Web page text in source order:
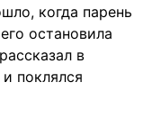
когда парень
остановила
в
поклялся